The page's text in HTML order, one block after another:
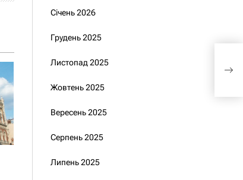
Січень 2026
Грудень 2025
Листопад 2025
Жовтень 2025
Вересень 2025
Серпень 2025
Липень 2025